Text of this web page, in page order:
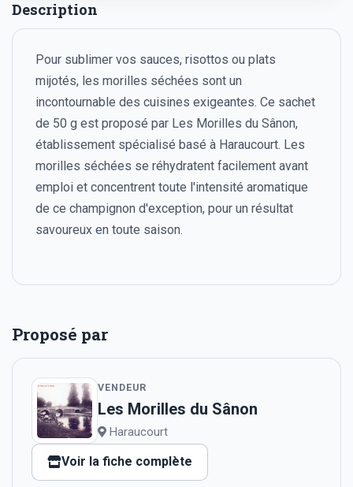
Description
Pour sublimer vos sauces, risottos ou plats
mijotés, les morilles séchées sont un
incontournable des cuisines exigeantes. Ce sachet
de 50 g est proposé par Les Morilles du Sânon,
établissement spécialisé basé à Haraucourt. Les
morilles séchées se réhydratent facilement avant
emploi et concentrent toute l'intensité aromatique
de ce champignon d'exception, pour un résultat
savoureux en toute saison.
Proposé par
VENDEUR
Les Morilles du Sânon
Haraucourt
Voir la fiche complète